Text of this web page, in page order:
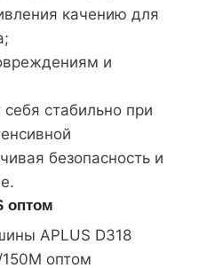
качению для
и
стабильно при
безопасность и
оптом
APLUS D318
оптом